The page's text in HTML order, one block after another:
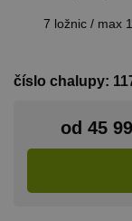
7 ložnic / max
číslo chalupy:
od 45